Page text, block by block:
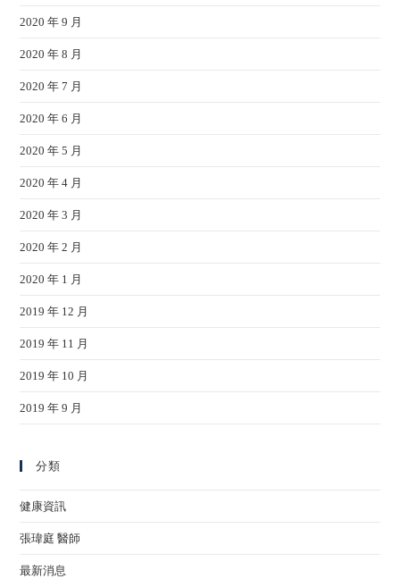
2020 年 9 月
2020 年 8 月
2020 年 7 月
2020 年 6 月
2020 年 5 月
2020 年 4 月
2020 年 3 月
2020 年 2 月
2020 年 1 月
2019 年 12 月
2019 年 11 月
2019 年 10 月
2019 年 9 月
分類
健康資訊
張瑋庭 醫師
最新消息